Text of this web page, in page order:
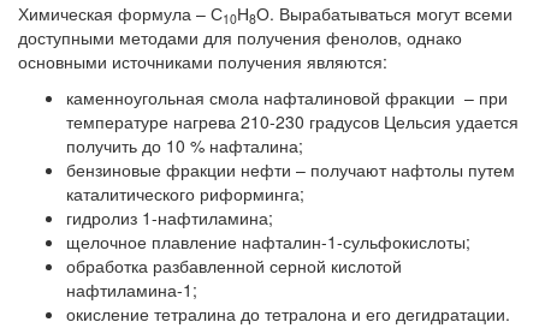
Химическая формула – С10Н8О. Вырабатываться могут всеми
доступными методами для получения фенолов, однако
основными источниками получения являются:
каменноугольная смола нафталиновой фракции – при
температуре нагрева 210-230 градусов Цельсия удается
получить до 10 % нафталина;
бензиновые фракции нефти – получают нафтолы путем
каталитического риформинга;
гидролиз 1-нафтиламина;
щелочное плавление нафталин-1-сульфокислоты;
обработка разбавленной серной кислотой
нафтиламина-1;
окисление тетралина до тетралона и его дегидратации.